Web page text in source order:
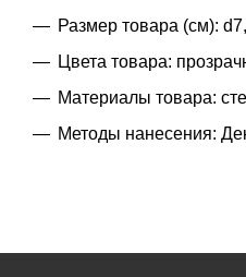
Размер товара (см):
Цвета товара:
Материалы товара:
Методы нанесения: